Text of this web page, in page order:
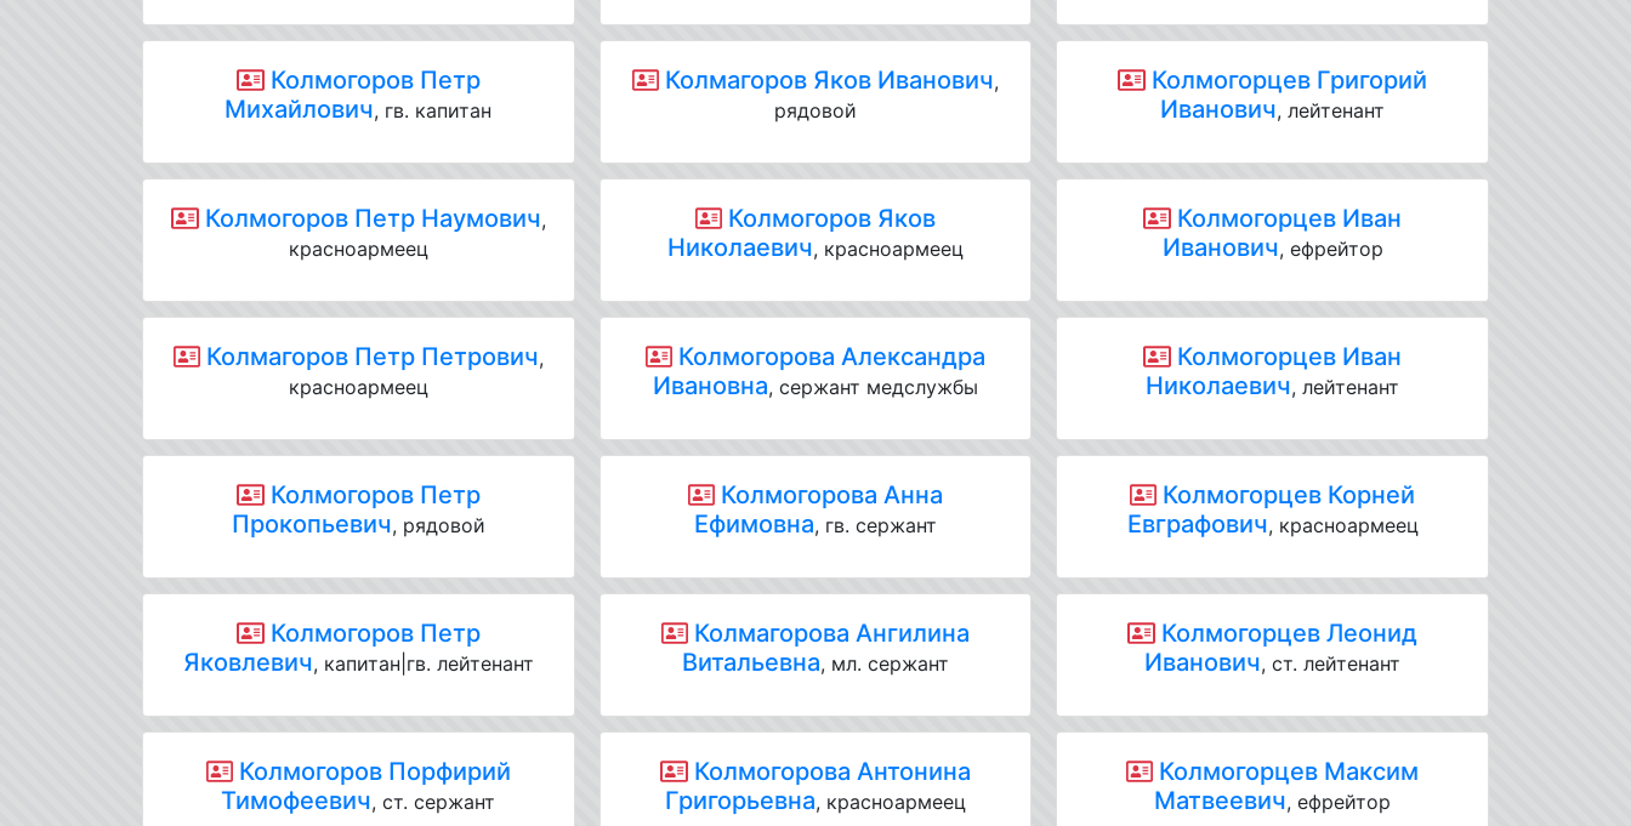
Колмогоров Петр
Михайлович, гв. капитан
Колмогоров Петр Наумович,
красноармеец
Колмагоров Петр Петрович,
красноармеец
Колмогоров Петр
Прокопьевич, рядовой
Колмогоров Петр
Яковлевич, капитан|гв. лейтенант
Колмогоров Порфирий
Тимофеевич, ст. сержант
Колмагоров Яков Иванович,
рядовой
Колмогоров Яков
Николаевич, красноармеец
Колмогорова Александра
Ивановна, сержант медслужбы
Колмогорова Анна
Ефимовна, гв. сержант
Колмагорова Ангилина
Витальевна, мл. сержант
Колмогорова Антонина
Григорьевна, красноармеец
Колмогорцев Григорий
Иванович, лейтенант
Колмогорцев Иван
Иванович, ефрейтор
Колмогорцев Иван
Николаевич, лейтенант
Колмогорцев Корней
Евграфович, красноармеец
Колмогорцев Леонид
Иванович, ст. лейтенант
Колмогорцев Максим
Матвеевич, ефрейтор